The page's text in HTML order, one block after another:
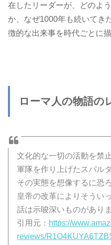
在したリーダーが、どのよ
か、なぜ1000年も続いてき
徴的な出来事を時代ごとに
ローマ人の物語の
文化的な一切の活動を禁
軍隊を作り上げたスパルタ
その実態を想像するに恐
皇帝の改革によりそうい
話は示唆深いものがありま
引用元： https://
reviews/